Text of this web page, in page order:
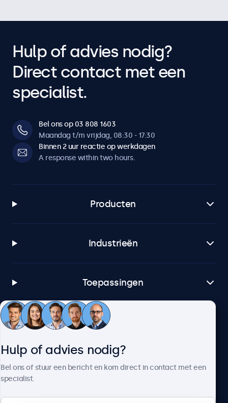
Hulp of advies nodig?
Direct contact met een
specialist.
Bel ons op 03 808 1603
Maandag t/m vrijdag, 08:30 - 17:30
Binnen 2 uur reactie op werkdagen
A response within two hours.
Producten
Industrieën
Toepassingen
Klantenservice
Hulp of advies nodig?
Bel ons of stuur een bericht en kom direct in contact met een
specialist.